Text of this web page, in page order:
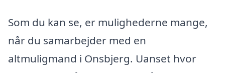
Som du kan se, er mulighederne mange,
når du samarbejder med en
altmuligmand i Onsbjerg. Uanset hvor